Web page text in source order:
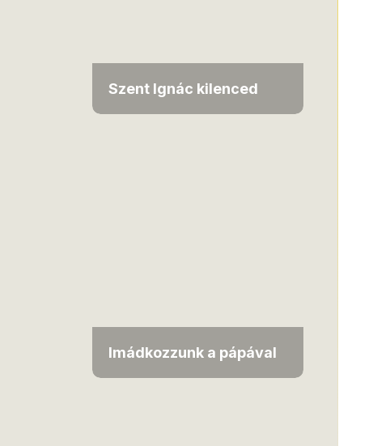
Szent Ignác kilenced
Imádkozzunk a pápával